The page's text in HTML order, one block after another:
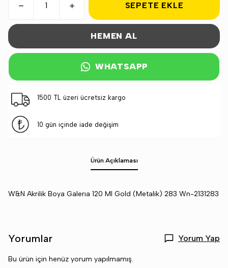
SEPETE EKLE
HEMEN AL
WHATSAPP
1500 TL üzeri ücretsiz kargo
10 gün içinde iade değişim
Ürün Açıklaması
W&N Akrilik Boya Galerıa 120 Ml Gold (Metalik) 283 Wn-2131283
Yorumlar Yorum Yap
Bu ürün için henüz yorum yapılmamış.